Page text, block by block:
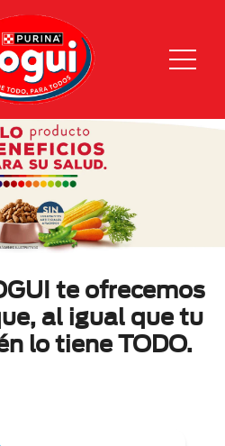
te ofrecemos
al igual que tu
lo tiene TODO.